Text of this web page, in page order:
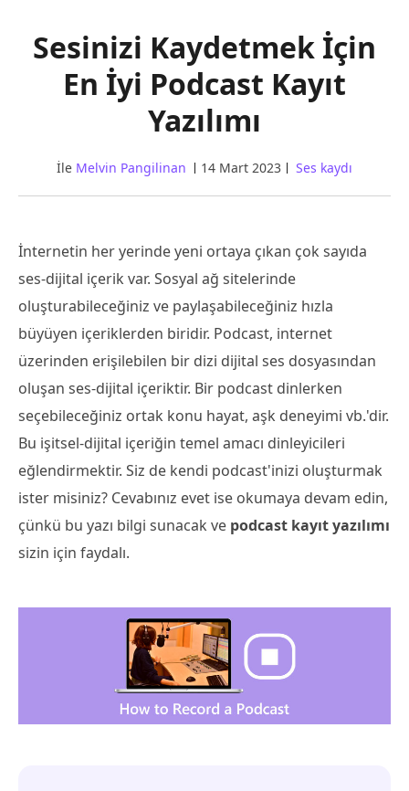
Sesinizi Kaydetmek İçin
En İyi Podcast Kayıt
Yazılımı
İle Melvin Pangilinan 14 Mart 2023 Ses kaydı
İnternetin her yerinde yeni ortaya çıkan çok sayıda
ses-dijital içerik var. Sosyal ağ sitelerinde
oluşturabileceğiniz ve paylaşabileceğiniz hızla
büyüyen içeriklerden biridir. Podcast, internet
üzerinden erişilebilen bir dizi dijital ses dosyasından
oluşan ses-dijital içeriktir. Bir podcast dinlerken
seçebileceğiniz ortak konu hayat, aşk deneyimi vb.'dir.
Bu işitsel-dijital içeriğin temel amacı dinleyicileri
eğlendirmektir. Siz de kendi podcast'inizi oluşturmak
ister misiniz? Cevabınız evet ise okumaya devam edin,
çünkü bu yazı bilgi sunacak ve podcast kayıt yazılımı
sizin için faydalı.